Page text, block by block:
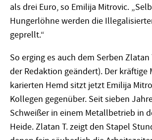
als drei Euro, so Emilija Mitrovic.
Hungerlöhne werden die
geprellt.“
So erging es auch dem Serben Zlatan
der Redaktion geändert). Der kräftige
karierten Hemd sitzt jetzt Emilija
Kollegen gegenüber. Seit sieben
Schweißer in einem Metallbetrieb in
Heide. Zlatan T. zeigt den Stapel